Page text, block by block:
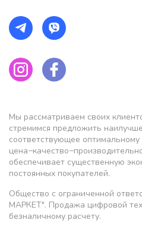
Мы рассматриваем своих
стремимся предложить
соответствующее
обеспечивает существенную
постоянных покупателей.
Общество с ограниченной
МАРКЕТ". Продажа цифровой
безналичному расчету.